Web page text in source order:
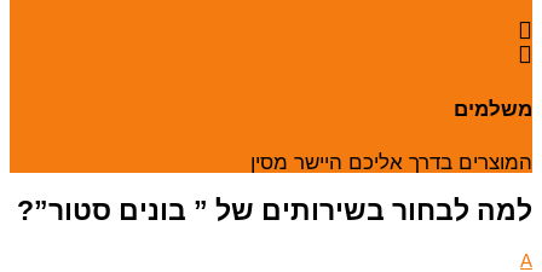
משלמים
המוצרים בדרך אליכם היישר מסין
למה לבחור בשירותים של ” בונים סטור”?
A